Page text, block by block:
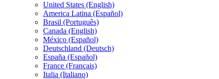
United States (English)
America Latina (Español)
Brasil (Português)
Canada (English)
México (Español)
Deutschland (Deutsch)
España (Español)
France (Français)
Italia (Italiano)